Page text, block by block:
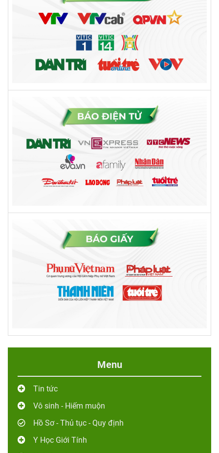
Menu
Tin tức
Vô sinh - Hiếm muộn
Hồ Sơ - Thủ tục - Quy định
Y Học Giới Tính